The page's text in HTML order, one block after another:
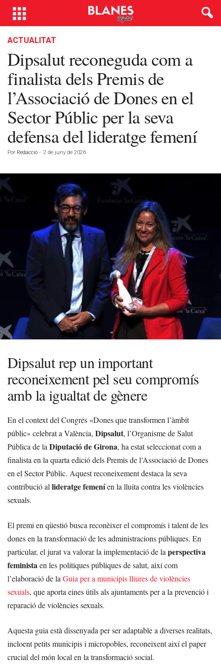
ACTUALITAT
Dipsalut reconeguda com a
finalista dels Premis de
l’Associació de Dones en el
Sector Públic per la seva
defensa del lideratge femení
Por Redacció - 2 de juny de 2026
Dipsalut rep un important
reconeixement pel seu compromís
amb la igualtat de gènere
En el context del Congrés «Dones que transformen l’àmbit
públic» celebrat a València, Dipsalut, l’Organisme de Salut
Pública de la Diputació de Girona, ha estat seleccionat com a
finalista en la quarta edició dels Premis de l’Associació de Dones
en el Sector Públic. Aquest reconeixement destaca la seva
contribució al lideratge femeníen la lluita contra les violències
sexuals.
El premi en qüestió busca reconèixer el compromís i talent de les
dones en la transformació de les administracions públiques. En
particular, el jurat va valorar la implementació de la perspectiva
feministaen les polítiques públiques de salut, així com
l’elaboració de la Guia per a municipis lliures de violències
sexuals, que aporta eines útils als ajuntaments per a la prevenció i
reparació de violències sexuals.
Aquesta guia està dissenyada per ser adaptable a diverses realitats,
incloent petits municipis i micropobles, reconeixent així el paper
crucial del món local en la transformació social.